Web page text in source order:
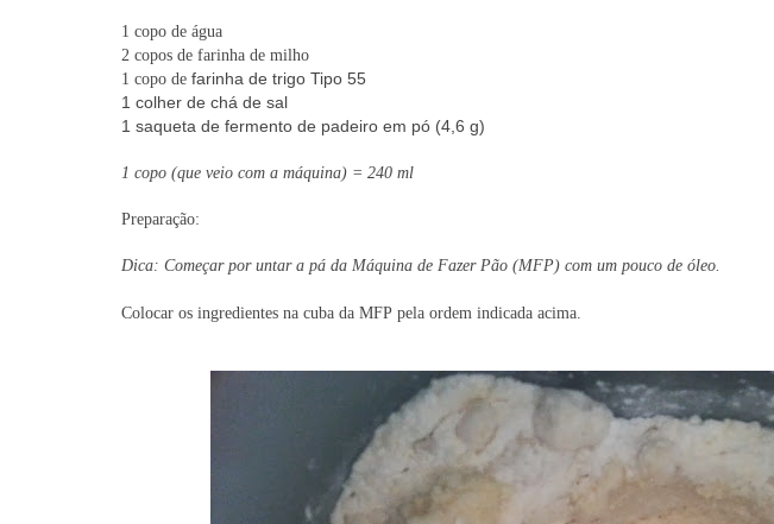
1 copo de água
2 copos de farinha de milho
1 copo de farinha de trigo Tipo 55
1 colher de chá de sal
1 saqueta de fermento de padeiro em pó (4,6 g)
1 copo (que veio com a máquina) = 240 ml
Preparação:
Dica: Começar por untar a pá da Máquina de Fazer Pão (MFP) com um pouco de óleo.
Colocar os ingredientes na cuba da MFP pela ordem indicada acima.